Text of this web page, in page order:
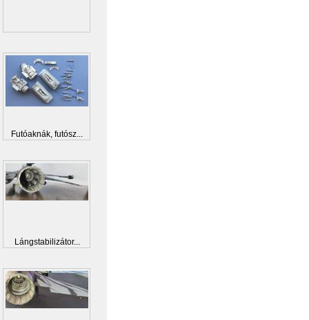
Futóaknák, futósz...
Lángstabilizátor...